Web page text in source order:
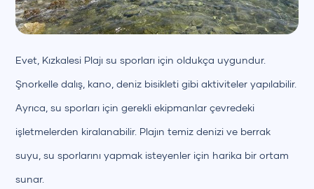
Evet, Kızkalesi Plajı su sporları için oldukça uygundur.
Şnorkelle dalış, kano, deniz bisikleti gibi aktiviteler yapılabilir.
Ayrıca, su sporları için gerekli ekipmanlar çevredeki
işletmelerden kiralanabilir. Plajın temiz denizi ve berrak
suyu, su sporlarını yapmak isteyenler için harika bir ortam
sunar.